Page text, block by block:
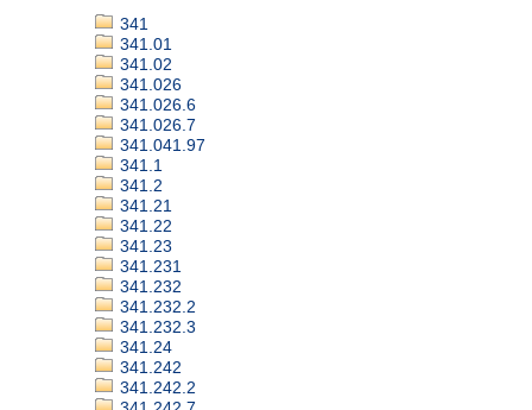
341
341.01
341.02
341.026
341.026.6
341.026.7
341.041.97
341.1
341.2
341.21
341.22
341.23
341.231
341.232
341.232.2
341.232.3
341.24
341.242
341.242.2